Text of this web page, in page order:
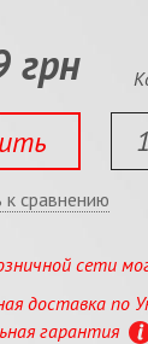
грн
сравнению
сети
доставка по
гарантия